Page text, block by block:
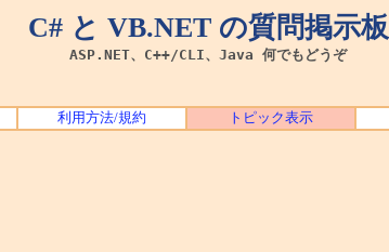
C# と VB.NET の質問掲示板
ASP.NET、C++/CLI、Java 何でもどうぞ
利用方法/規約 トピック表示